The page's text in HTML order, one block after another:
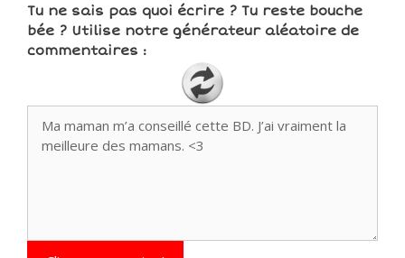
Tu ne sais pas quoi écrire ? Tu reste bouche
bée ? Utilise notre générateur aléatoire de
commentaires :